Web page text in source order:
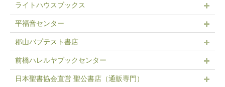
ライトハウスブックス
平福音センター
郡山バプテスト書店
前橋ハレルヤブックセンター
日本聖書協会直営 聖公書店（通販専門）